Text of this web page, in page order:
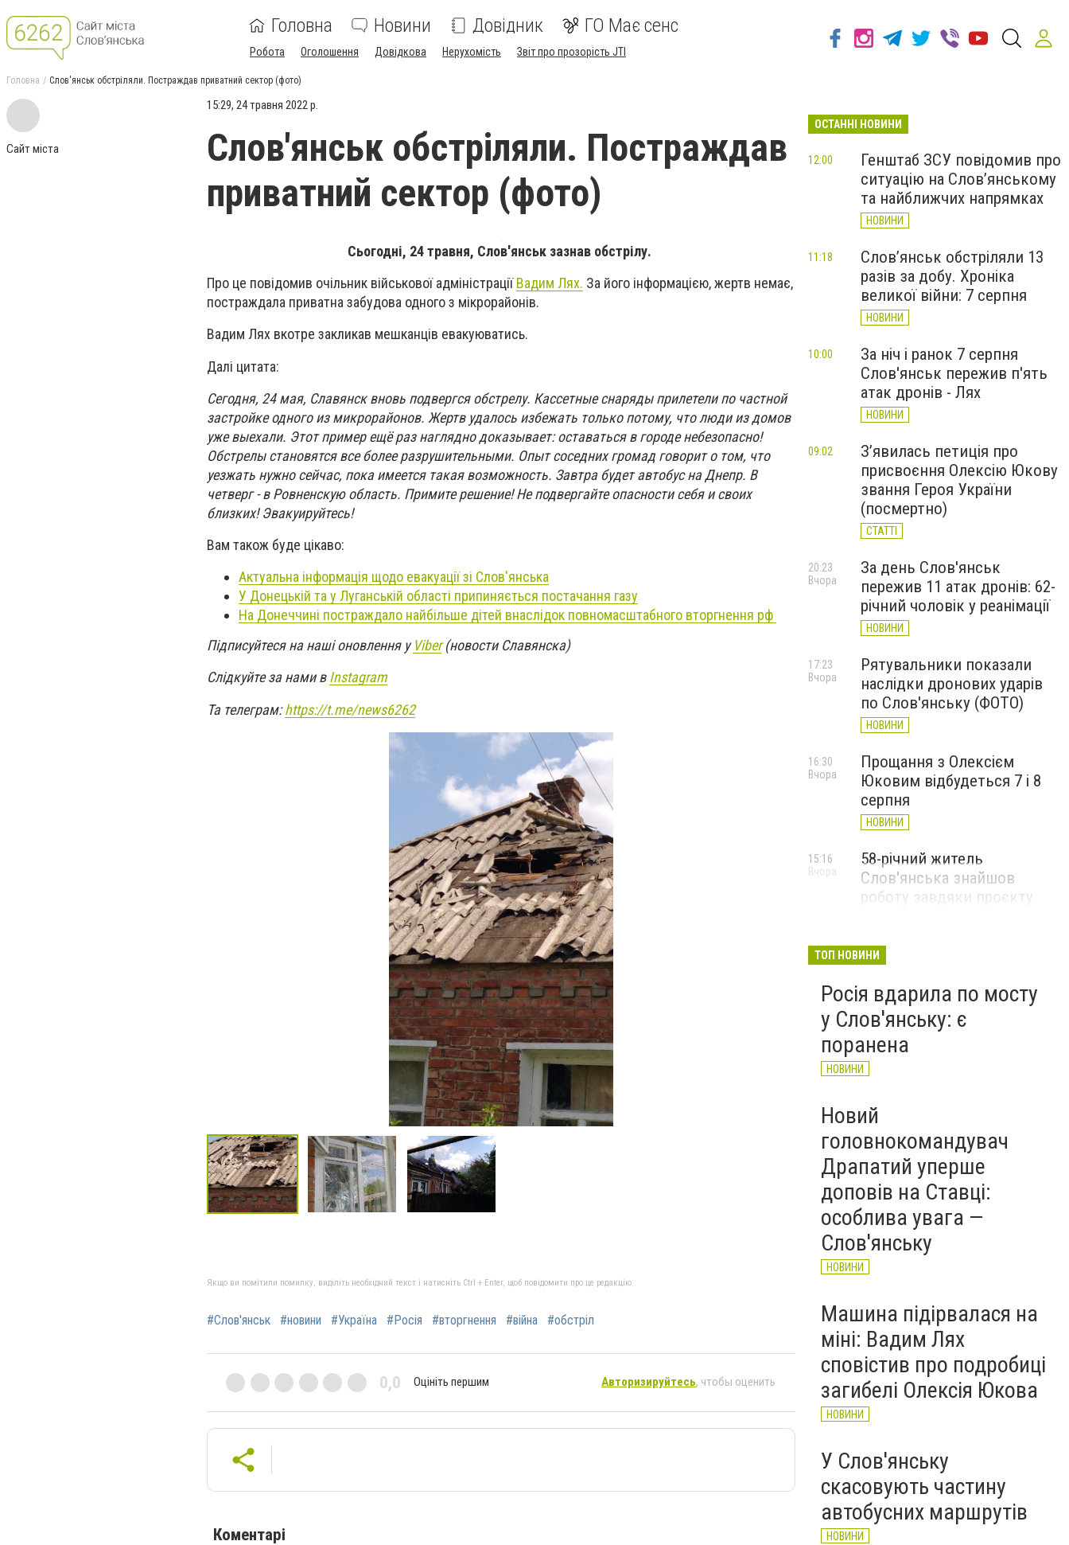
Головна Новини Довідник ГО Має сенс
Робота Оголошення Довідкова Нерухомість Звіт про прозорість JTI
Головна Слов'янськ обстріляли. Постраждав приватний сектор (фото)
Сайт міста
15:29, 24 травня 2022 р.
Слов'янськ обстріляли. Постраждав
приватний сектор (фото)
Сьогодні, 24 травня, Слов'янськ зазнав обстрілу.
Про це повідомив очільник військової адміністраціїВадим Лях. За його інформацією, жертв немає,
постраждала приватна забудова одного з мікрорайонів.
Вадим Лях вкотре закликав мешканців евакуюватись.
Далі цитата:
Сегодня, 24 мая, Славянск вновь подвергся обстрелу. Кассетные снаряды прилетели по частной
застройке одного из микрорайонов. Жертв удалось избежать только потому, что люди из домов
уже выехали. Этот пример ещё раз наглядно доказывает: оставаться в городе небезопасно!
Обстрелы становятся все более разрушительными. Опыт соседних громад говорит о том, что
уезжать нужно сейчас, пока имеется такая возможность. Завтра будет автобус на Днепр. В
четверг - в Ровненскую область. Примите решение! Не подвергайте опасности себя и своих
близких! Эвакуируйтесь!
Вам також буде цікаво:
Актуальна інформація щодо евакуації зі Слов'янська
У Донецькій та у Луганській області припиняється постачання газу
На Донеччині постраждало найбільше дітей внаслідок повномасштабного вторгнення рф
Підписуйтеся на наші оновлення уViber(новости Славянска)
Слідкуйте за нами вInstagram
Та телеграм:https://t.me/news6262
Якщо ви помітили помилку, виділіть необхідний текст і натисніть Ctrl + Enter, щоб повідомити про це редакцію
#Слов'янськ #новини #Україна #Росія #вторгнення #війна #обстріл
0,0 Оцініть першим Авторизируйтесь, чтобы оценить
Коментарі
ОСТАННІ НОВИНИ
Генштаб ЗСУ повідомив про
ситуацію на Слов’янському
та найближчих напрямках
НОВИНИ
12:00
Слов’янськ обстріляли 13
разів за добу. Хроніка
великої війни: 7 серпня
НОВИНИ
11:18
За ніч і ранок 7 серпня
Слов'янськ пережив п'ять
атак дронів - Лях
НОВИНИ
10:00
З’явилась петиція про
присвоєння Олексію Юкову
звання Героя України
(посмертно)
СТАТТІ
09:02
За день Слов'янськ
пережив 11 атак дронів: 62-
річний чоловік у реанімації
НОВИНИ
20:23
Вчора
Рятувальники показали
наслідки дронових ударів
по Слов'янську (ФОТО)
НОВИНИ
17:23
Вчора
Прощання з Олексієм
Юковим відбудеться 7 і 8
серпня
НОВИНИ
16:30
Вчора
58-річний житель
Слов'янська знайшов
роботу завдяки проєкту
15:16
Вчора
ТОП НОВИНИ
Росія вдарила по мосту
у Слов'янську: є
поранена
НОВИНИ
Новий
головнокомандувач
Драпатий уперше
доповів на Ставці:
особлива увага —
Слов'янську
НОВИНИ
Машина підірвалася на
міні: Вадим Лях
сповістив про подробиці
загибелі Олексія Юкова
НОВИНИ
У Слов'янську
скасовують частину
автобусних маршрутів
НОВИНИ